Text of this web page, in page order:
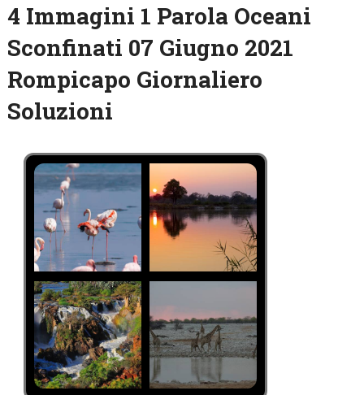
4 Immagini 1 Parola Oceani
Sconfinati 07 Giugno 2021
Rompicapo Giornaliero
Soluzioni